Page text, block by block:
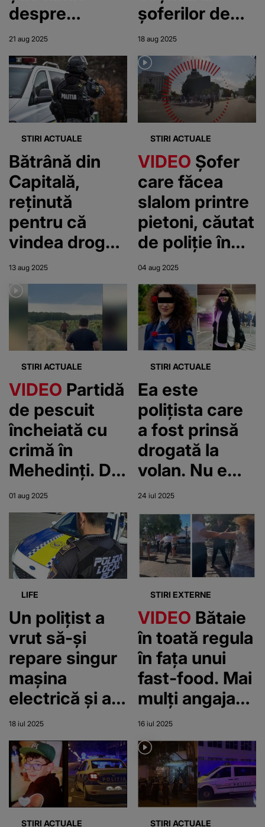
despre
bătrâna în
vârstă de 83
de ani
21 aug 2025
șoferilor de
TIR. Individul
se aruncă
intenționat în
fața
camioanelor
care trec pe
autostradă
18 aug 2025
STIRI ACTUALE
Bătrână din
Capitală,
reținută
pentru că
vindea droguri
de mare risc.
Câți bani
cerea femeia
de 66 de ani
pentru
substanțele
ilegale
13 aug 2025
STIRI ACTUALE
VIDEO Șofer
care făcea
slalom printre
pietoni, căutat
de poliție în
Capitală
04 aug 2025
STIRI ACTUALE
VIDEO Partidă
de pescuit
încheiată cu
crimă în
Mehedinți. De
la ce a pornit
totul
01 aug 2025
STIRI ACTUALE
Ea este
polițista care
a fost prinsă
drogată la
volan. Nu e
prima dată
când angajata
de la
Penitenciarul
Rahova face
greșeli grave:
„A eliberat
eronat un
deținut”
24 iul 2025
LIFE
Un polițist a
vrut să-și
repare singur
mașina
electrică și a
murit pe loc
18 iul 2025
STIRI EXTERNE
VIDEO Bătaie
în toată regula
în fața unui
fast-food. Mai
mulți angajați
au lovit
clienții. Haosul
a fost filmat
de martori, iar
imaginile au
devenit virale
16 iul 2025
STIRI ACTUALE STIRI ACTUALE